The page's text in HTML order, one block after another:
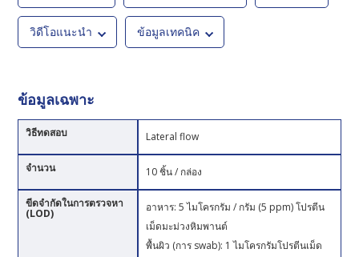
วิดีโอแนะนำ ข้อมูลเทคนิค
ข้อมูลเฉพาะ
วิธีทดสอบ Lateral flow
จำนวน 10 ชิ้น / กล่อง
ขีดจำกัดในการตรวจหา
(LOD)
อาหาร: 5 ไมโครกรัม / กรัม (5 ppm) โปรตีน
เม็ดมะม่วงหิมพานต์
พื้นผิว (การ swab): 1 ไมโครกรัมโปรตีนเม็ด